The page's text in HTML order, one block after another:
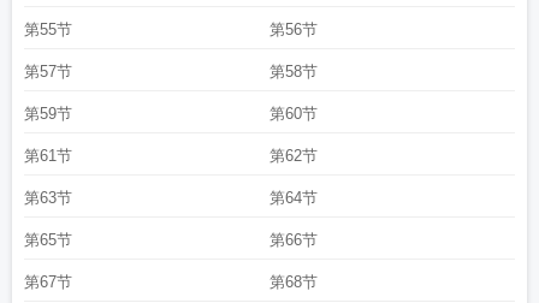
第55节 第56节
第57节 第58节
第59节 第60节
第61节 第62节
第63节 第64节
第65节 第66节
第67节 第68节